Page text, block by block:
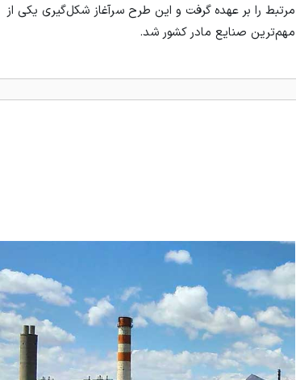
مرتبط را بر عهده گرفت و این طرح سرآغاز شکل‌گیری یکی از
مهم‌ترین صنایع مادر کشور شد.